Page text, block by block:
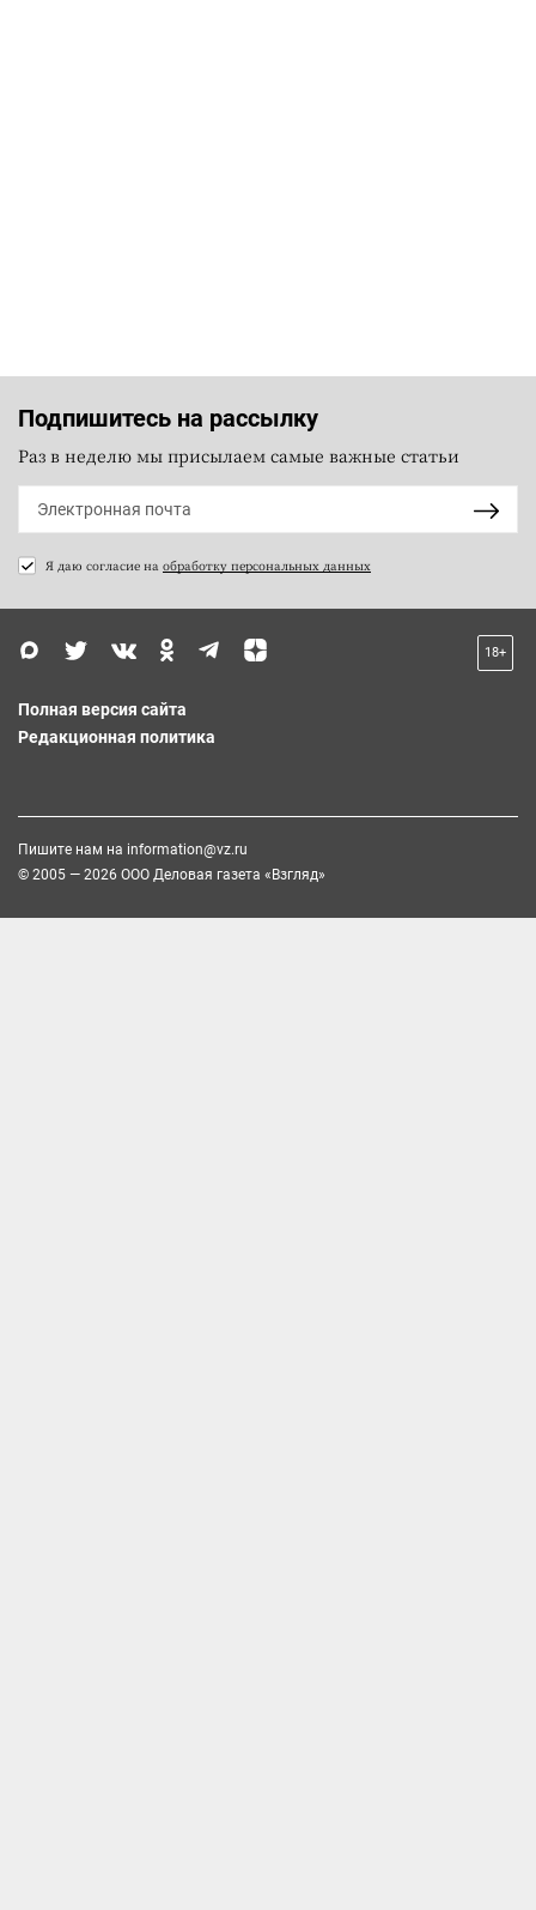
Подпишитесь на рассылку
Раз в неделю мы присылаем самые важные статьи
Я даю согласие на обработку персональных данных
18+
Полная версия сайта
Редакционная политика
Пишите нам на information@vz.ru
© 2005 — 2026 ООО Деловая газета «Взгляд»